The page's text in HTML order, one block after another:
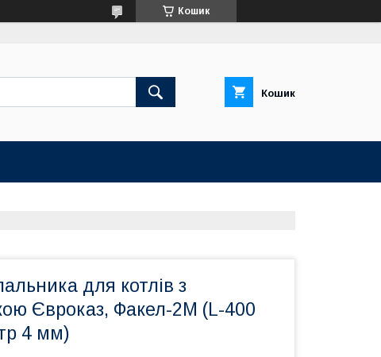
Кошик
Кошик
для котлів з
Євроказ, Факел-2М (L-400
4 мм)